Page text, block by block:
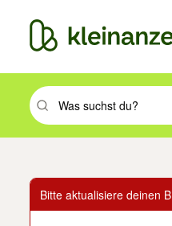
Suchbegriff eingeben.
Bitte aktualisiere deinen